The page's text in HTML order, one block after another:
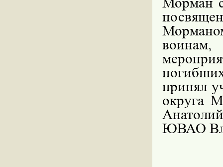
принял
округа
ЮВАО